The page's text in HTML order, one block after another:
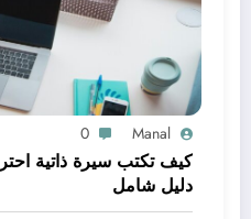
Manal
0
دليل شامل